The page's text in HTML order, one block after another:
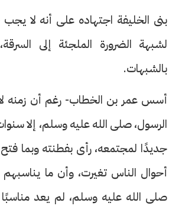
بنى الخليفة اجتهاده على أنه لا
لشبهة الضرورة الملجئة إلى
بالشبهات.
أسس عمر بن الخطاب- رغم أن زمنه
الرسول، صلى الله عليه وسلم، إلا
جديدًا لمجتمعه، رأى بفطنته وبما فتح
أحوال الناس تغيرت، وأن ما يناسبهم
صلى الله عليه وسلم، لم يعد مناسبًا